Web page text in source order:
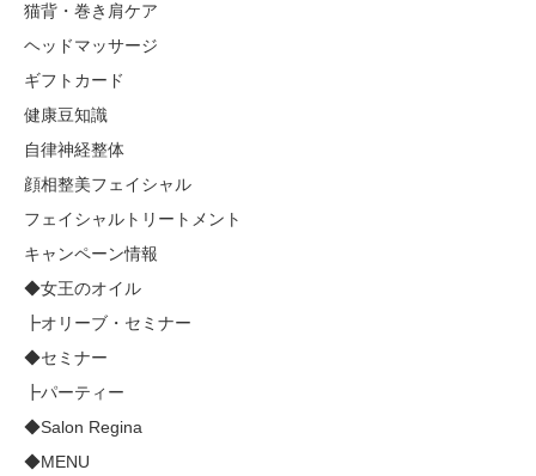
猫背・巻き肩ケア
ヘッドマッサージ
ギフトカード
健康豆知識
自律神経整体
顔相整美フェイシャル
フェイシャルトリートメント
キャンペーン情報
◆女王のオイル
┣オリーブ・セミナー
◆セミナー
┣パーティー
◆Salon Regina
◆MENU